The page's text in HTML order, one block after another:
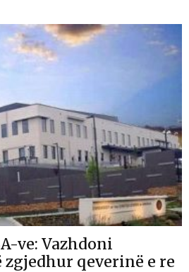
ve: Vazhdoni
qeverinë e re